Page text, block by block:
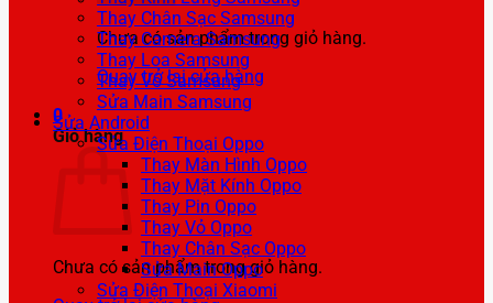
Chưa có sản phẩm trong giỏ hàng.
Quay trở lại cửa hàng
0
Giỏ hàng
Chưa có sản phẩm trong giỏ hàng.
Thay Chân Sạc Samsung
Thay Camera Samsung
Thay Loa Samsung
Thay Vỏ Samsung
Sửa Main Samsung
Sửa Android
Sửa Điện Thoại Oppo
Thay Màn Hình Oppo
Thay Mặt Kính Oppo
Thay Pin Oppo
Thay Vỏ Oppo
Thay Chân Sạc Oppo
Sửa Main Oppo
Sửa Điện Thoại Xiaomi